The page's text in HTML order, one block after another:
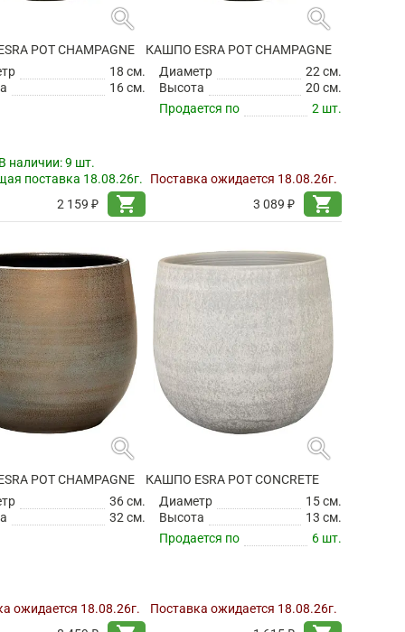
search
POT CHAMPAGNE
18 см.
16 см.
наличии:9 шт.
поставка 18.08.26г.
2 159 ₽
shopping_cart
search
КАШПО ESRA POT CHAMPAGNE
Диаметр
22 см.
Высота
20 см.
Продается по
2 шт.
Поставка ожидается 18.08.26г.
3 089 ₽
shopping_cart
search
POT CHAMPAGNE
36 см.
32 см.
ожидается 18.08.26г.
search
КАШПО ESRA POT CONCRETE
Диаметр
15 см.
Высота
13 см.
Продается по
6 шт.
Поставка ожидается 18.08.26г.